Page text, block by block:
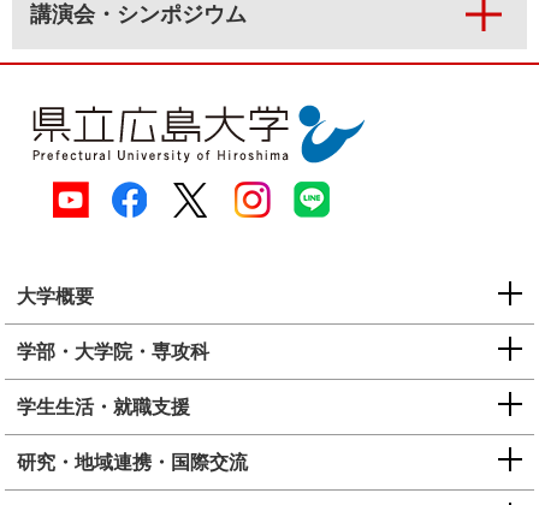
講演会・シンポジウム
大学概要
学部・大学院・専攻科
学生生活・就職支援
研究・地域連携・国際交流